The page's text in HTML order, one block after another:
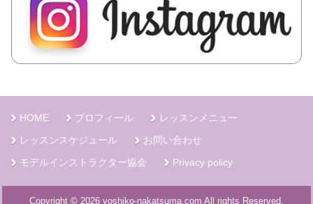
HOME プロフィール レッスンメニュー
レッスンスケジュール お問い合わせ
モデルインストラクター協会 Privacy policy
Copyright © 2026 yoshiko-nakatsuma.com All rights Reserved.